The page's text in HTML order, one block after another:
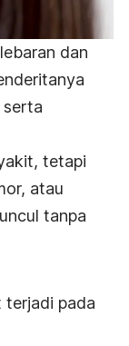
dan
serta
tetapi
atau
tanpa
terjadi pada